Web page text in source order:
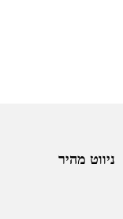
ניווט מהיר